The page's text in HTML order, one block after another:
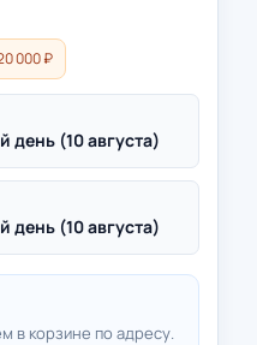
000 ₽
(10 августа)
(10 августа)
в корзине по адресу.